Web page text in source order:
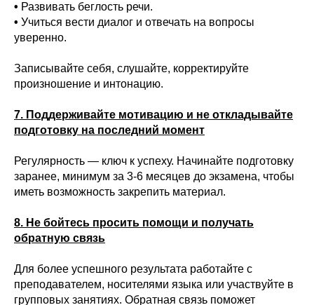
• Развивать беглость речи.
• Учиться вести диалог и отвечать на вопросы
уверенно.
Записывайте себя, слушайте, корректируйте
произношение и интонацию.
7. Поддерживайте мотивацию и не откладывайте
подготовку на последний момент
Регулярность — ключ к успеху. Начинайте подготовку
заранее, минимум за 3-6 месяцев до экзамена, чтобы
иметь возможность закрепить материал.
8. Не бойтесь просить помощи и получать
обратную связь
Для более успешного результата работайте с
преподавателем, носителями языка или участвуйте в
групповых занятиях. Обратная связь поможет